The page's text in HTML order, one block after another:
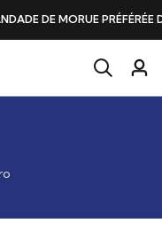
DANS LES CŒURS ET